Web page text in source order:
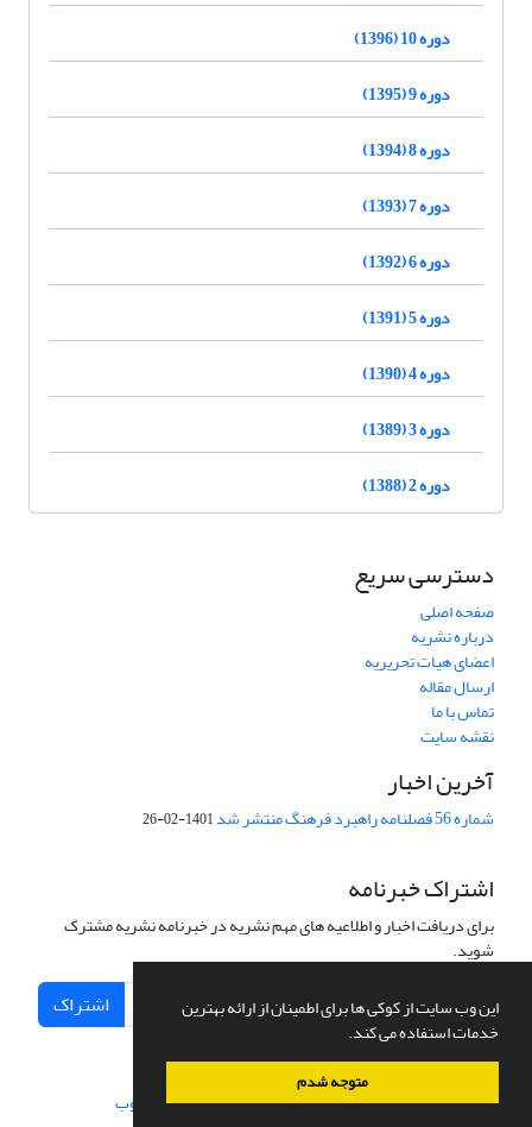
این وب سایت از کوکی ها برای اطمینان از ارائه بهترین
خدمات استفاده می کند.
متوجه شدم
دوره 10 (1396)
دوره 9 (1395)
دوره 8 (1394)
دوره 7 (1393)
دوره 6 (1392)
دوره 5 (1391)
دوره 4 (1390)
دوره 3 (1389)
دوره 2 (1388)
دسترسی سریع
صفحه اصلی
درباره نشریه
اعضای هیات تحریریه
ارسال مقاله
تماس با ما
نقشه سایت
آخرین اخبار
شماره 56 فصلنامه راهبرد فرهنگ منتشر شد 1401-02-26
اشتراک خبرنامه
برای دریافت اخبار و اطلاعیه های مهم نشریه در خبرنامه نشریه مشترک
شوید.
اشتراک
سامانه مدیریت نشریات علمی.طراحی و پیاده سازی از سیناوب